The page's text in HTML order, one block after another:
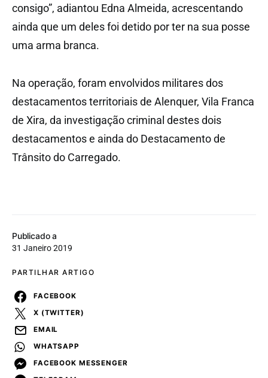
Publicado a
31 Janeiro 2019
PARTILHAR ARTIGO
FACEBOOK
X (TWITTER)
EMAIL
WHATSAPP
FACEBOOK MESSENGER
consigo”, adiantou Edna Almeida, acrescentando
ainda que um deles foi detido por ter na sua posse
uma arma branca.
Na operação, foram envolvidos militares dos
destacamentos territoriais de Alenquer, Vila Franca
de Xira, da investigação criminal destes dois
destacamentos e ainda do Destacamento de
Trânsito do Carregado.